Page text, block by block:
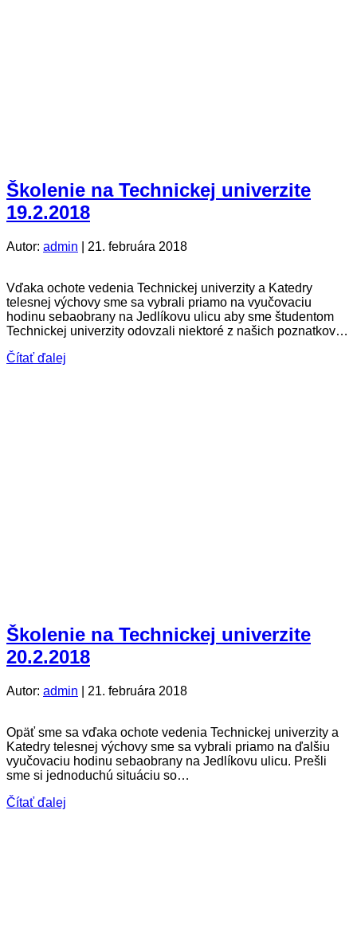
Školenie na Technickej univerzite
19.2.2018
Autor: admin 21. februára 2018
Vďaka ochote vedenia Technickej univerzity a Katedry
telesnej výchovy sme sa vybrali priamo na vyučovaciu
hodinu sebaobrany na Jedlíkovu ulicu aby sme študentom
Technickej univerzity odovzali niektoré z našich poznatkov…
Čítať ďalej
Školenie na Technickej univerzite
20.2.2018
Autor: admin 21. februára 2018
Opäť sme sa vďaka ochote vedenia Technickej univerzity a
Katedry telesnej výchovy sme sa vybrali priamo na ďalšiu
vyučovaciu hodinu sebaobrany na Jedlíkovu ulicu. Prešli
sme si jednoduchú situáciu so…
Čítať ďalej